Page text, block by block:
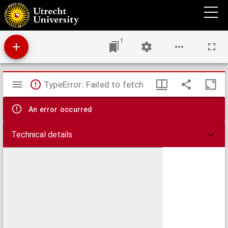
Nieuwe paskaart van het Zuydelykste gedeelte der Noord-Zee strekkende van benoorde
Texel tot aan Caep Grines, en aan de oost kust van Engeland van de rivier van Hul tot
aan Bevesier
1
Mirador
viewer
TypeError: Failed to fetch
An error occurred
Technical details